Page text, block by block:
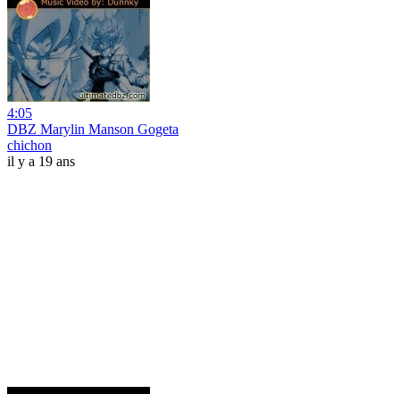
4:05
DBZ Marylin Manson Gogeta
chichon
il y a 19 ans